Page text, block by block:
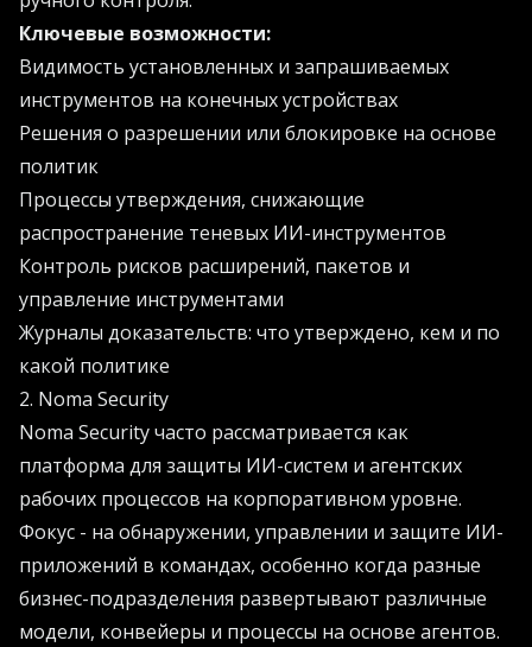
Ключевые возможности:
Видимость установленных и запрашиваемых
инструментов на конечных устройствах
Решения о разрешении или блокировке на основе
политик
Процессы утверждения, снижающие
распространение теневых ИИ-инструментов
Контроль рисков расширений, пакетов и
управление инструментами
Журналы доказательств: что утверждено, кем и по
какой политике
2. Noma Security
Noma Security часто рассматривается как
платформа для защиты ИИ-систем и агентских
рабочих процессов на корпоративном уровне.
Фокус - на обнаружении, управлении и защите ИИ-
приложений в командах, особенно когда разные
бизнес-подразделения развертывают различные
модели, конвейеры и процессы на основе агентов.